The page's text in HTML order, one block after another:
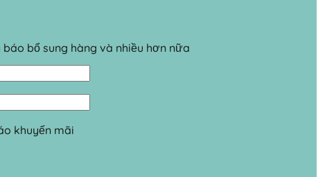
bổ sung hàng và nhiều hơn nữa
khuyến mãi